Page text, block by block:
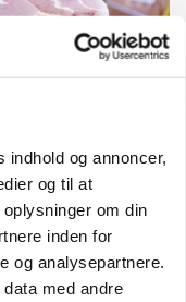
og annoncer,
og til at
om din
inden for
og analysepartnere.
med andre
Polsk kylling